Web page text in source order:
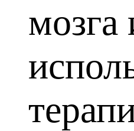
мозга